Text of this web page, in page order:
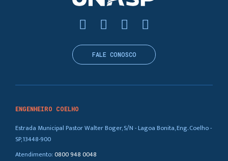
ENGENHEIRO COELHO
Estrada Municipal Pastor Walter Boger, S/N - Lagoa Bonita, Eng. Coelho -
SP, 13448-900
Atendimento:0800 948 0048
FALE CONOSCO